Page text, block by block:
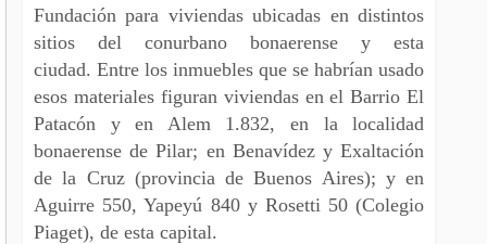
Fundación para viviendas ubicadas en distintos
sitios del conurbano bonaerense y esta
ciudad. Entre los inmuebles que se habrían usado
esos materiales figuran viviendas en el Barrio El
Patacón y en Alem 1.832, en la localidad
bonaerense de Pilar; en Benavídez y Exaltación
de la Cruz (provincia de Buenos Aires); y en
Aguirre 550, Yapeyú 840 y Rosetti 50 (Colegio
Piaget), de esta capital.